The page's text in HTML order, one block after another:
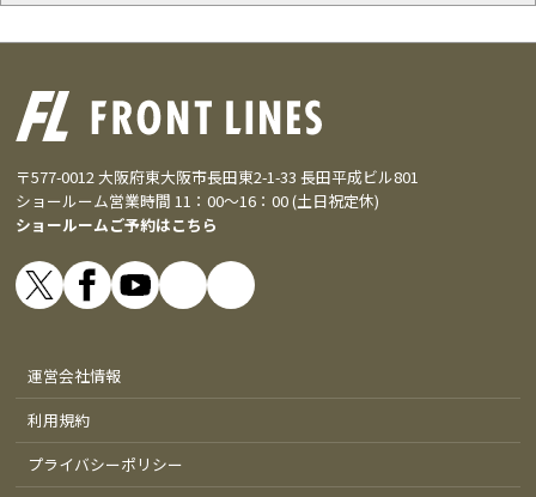
〒577-0012 大阪府東大阪市長田東2-1-33 長田平成ビル801
ショールーム営業時間 11：00～16：00 (土日祝定休)
ショールームご予約はこちら
運営会社情報
利用規約
プライバシーポリシー